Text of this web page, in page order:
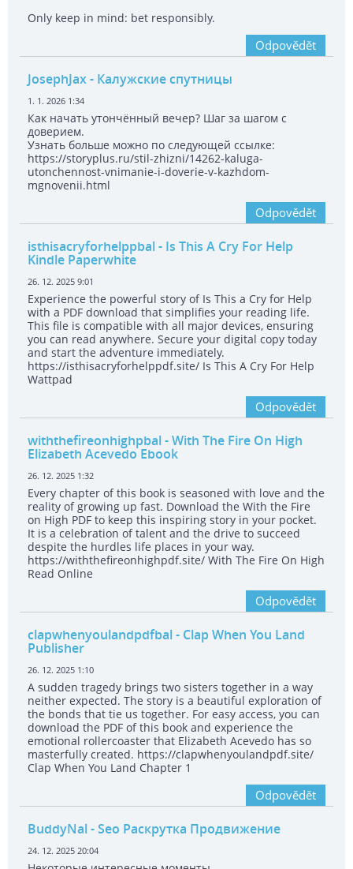
Only keep in mind: bet responsibly.
Odpovědět
JosephJax- Калужские спутницы
1. 1. 2026 1:34
Как начать утончённый вечер? Шаг за шагом с
доверием.
Узнать больше можно по следующей ссылке:
https://storyplus.ru/stil-zhizni/14262-kaluga-
utonchennost-vnimanie-i-doverie-v-kazhdom-
mgnovenii.html
Odpovědět
isthisacryforhelppbal- Is This A Cry For Help
Kindle Paperwhite
26. 12. 2025 9:01
Experience the powerful story of Is This a Cry for Help
with a PDF download that simplifies your reading life.
This file is compatible with all major devices, ensuring
you can read anywhere. Secure your digital copy today
and start the adventure immediately.
https://isthisacryforhelppdf.site/ Is This A Cry For Help
Wattpad
Odpovědět
withthefireonhighpbal- With The Fire On High
Elizabeth Acevedo Ebook
26. 12. 2025 1:32
Every chapter of this book is seasoned with love and the
reality of growing up fast. Download the With the Fire
on High PDF to keep this inspiring story in your pocket.
It is a celebration of talent and the drive to succeed
despite the hurdles life places in your way.
https://withthefireonhighpdf.site/ With The Fire On High
Read Online
Odpovědět
clapwhenyoulandpdfbal- Clap When You Land
Publisher
26. 12. 2025 1:10
A sudden tragedy brings two sisters together in a way
neither expected. The story is a beautiful exploration of
the bonds that tie us together. For easy access, you can
download the PDF of this book and experience the
emotional rollercoaster that Elizabeth Acevedo has so
masterfully created. https://clapwhenyoulandpdf.site/
Clap When You Land Chapter 1
Odpovědět
BuddyNal- Seo Раскрутка Продвижение
24. 12. 2025 20:04